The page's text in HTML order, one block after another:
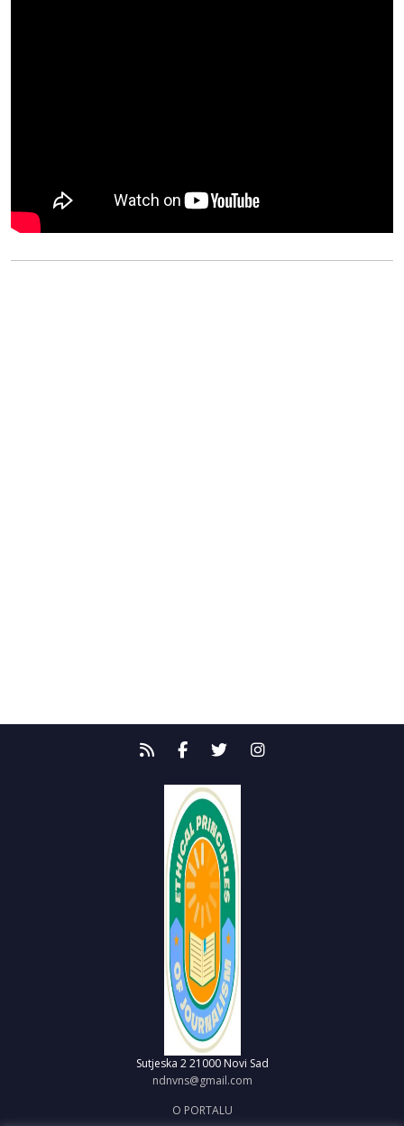
Sutjeska 2 21000 Novi Sad
ndnvns@gmail.com
O PORTALU